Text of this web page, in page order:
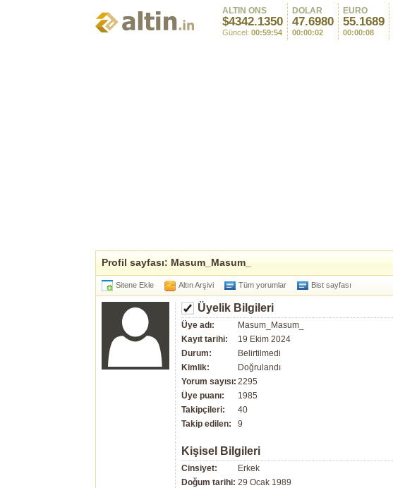
ALTIN ONS
$4342.1350
Güncel: 00:59:54
DOLAR
47.6980
00:00:02
EURO
55.1689
00:00:08
Profil sayfası: Masum_Masum_
Sitene Ekle Altın Arşivi Tüm yorumlar Bist sayfası
Üyelik Bilgileri
Üye adı:
Masum_Masum_
Kayıt tarihi:
19 Ekim 2024
Durum:
Belirtilmedi
Kimlik:
Doğrulandı
Yorum sayısı: 2295
Üye puanı:
1985
Takipçileri:
40
Takip edilen:
9
Kişisel Bilgileri
Cinsiyet:
Erkek
Doğum tarihi: 29 Ocak 1989